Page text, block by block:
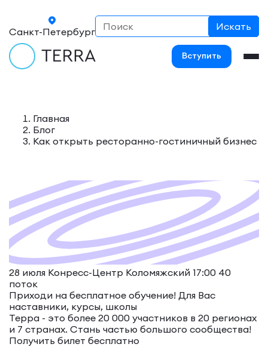
Санкт-Петербург
Вступить
Главная
Блог
Как открыть ресторанно-гостиничный бизнес
28 июля Конресс-Центр Коломяжский 17:00 40
поток
Приходи на бесплатное обучение! Для Вас
наставники, курсы, школы
Терра - это более 20 000 участников в 20 регионах
и 7 странах. Стань частью большого сообщества!
Получить билет бесплатно